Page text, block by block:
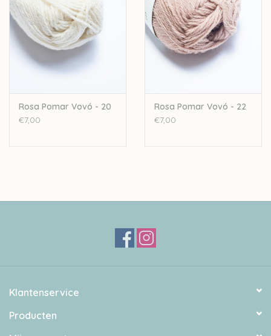
Rosa Pomar Vovó - 20
€7,00
Rosa Pomar Vovó - 22
€7,00
Klantenservice
Producten